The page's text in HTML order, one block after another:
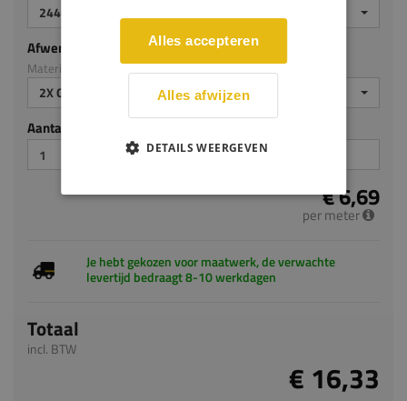
2440
Afwerking
Materiaal: MDF v313
2X GEGROND
Aantal stuks
€ 6,69
per meter
Je hebt gekozen voor maatwerk, de verwachte
levertijd bedraagt 8-10 werkdagen
Totaal
incl. BTW
€ 16,33
Alles accepteren
Alles afwijzen
DETAILS WEERGEVEN